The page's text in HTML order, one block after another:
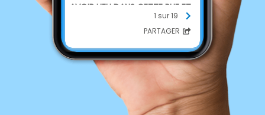
AVOIR LIEU DANS CETTE RUE ET
1 sur 19
PARTAGER